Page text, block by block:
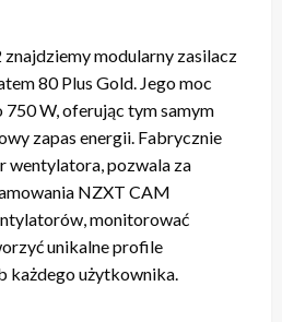
modularny zasilacz
80 Plus Gold. Jego moc
W, oferując tym samym
zapas energii. Fabrycznie
wentylatora, pozwala za
NZXT CAM
monitorować
unikalne profile
każdego użytkownika.